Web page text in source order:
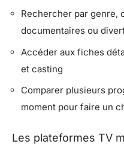
Rechercher par genre,
documentaires ou
Accéder aux fiches
et casting
Comparer plusieurs
moment pour faire un
Les plateformes TV